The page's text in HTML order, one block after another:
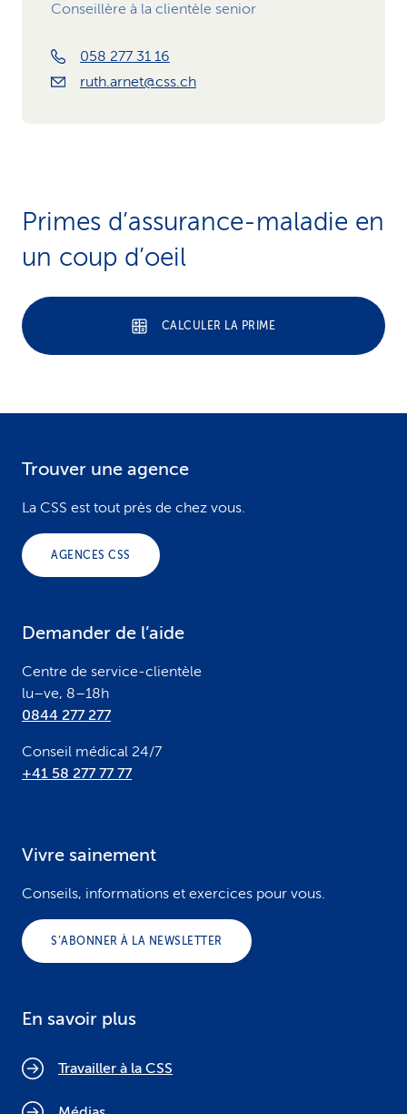
Conseillère à la clientèle senior
058 277 31 16
ruth.arnet@css.ch
Primes d’assurance-maladie en
un coup d’oeil
CALCULER LA PRIME
Trouver une agence
La CSS est tout près de chez vous.
AGENCES CSS
Demander de l’aide
Centre de service-clientèle
lu–ve, 8–18h
0844 277 277
Conseil médical 24/7
+41 58 277 77 77
Vivre sainement
Conseils, informations et exercices pour vous.
S’ABONNER À LA NEWSLETTER
En savoir plus
Travailler à la CSS